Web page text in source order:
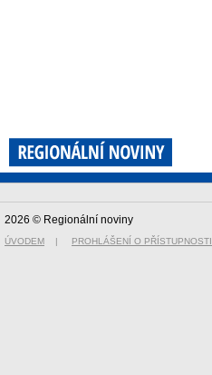
2026 © Regionální noviny
ÚVODEM | PROHLÁŠENÍ O PŘÍSTUPNOSTI